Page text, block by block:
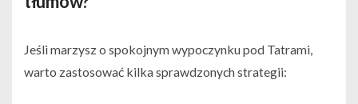
Jeśli marzysz o spokojnym wypoczynku pod Tatrami,
warto zastosować kilka sprawdzonych strategii: